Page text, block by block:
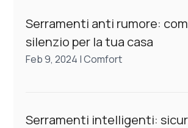
Serramenti anti rumore:
silenzio per la tua casa
Feb 9, 2024 |Comfort
Serramenti intelligenti: